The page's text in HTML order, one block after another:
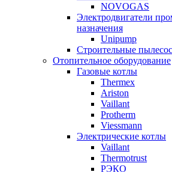
NOVOGAS
Электродвигатели
назначения
Unipump
Строительные
Отопительное оборудование
Газовые котлы
Thermex
Ariston
Vaillant
Protherm
Viessmann
Электрические котлы
Vaillant
Thermotrust
РЭКО